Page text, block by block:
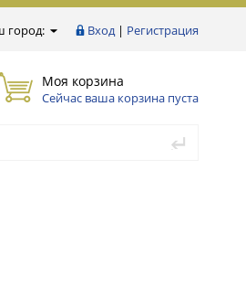
город: Вход| Регистрация
Моя корзина
Сейчас ваша корзина пуста